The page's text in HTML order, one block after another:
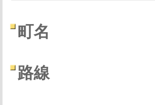
町名
路線